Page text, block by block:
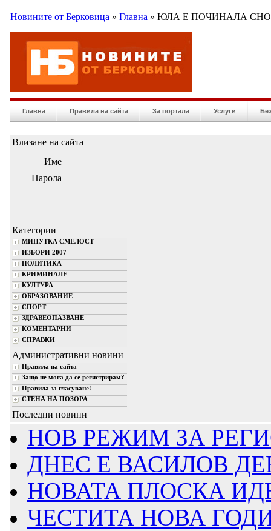
Новините от Берковица » Главна » ЮЛА Е ПОЧИНАЛА
Главна Правила на сайта За портала Услуги
Влизане на сайта
Име
Парола
Категории
МИНУТКА СМЕЛОСТ
ИЗБОРИ 2007
ПОЛИТИКА
КРИМИНАЛЕ
КУЛТУРА
ОБРАЗОВАНИЕ
СПОРТ
ЗДРАВЕОПАЗВАНЕ
КОМЕНТАРНИ
СПРАВКИ
Административни новини
Правила на сайта
Защо не мога да се регистрирам?
Правила за гласуване!
СТЕНА НА ПОЗОРА
Последни новини
НОВ РЕЖИМ ЗА
ДНЕС Е ВАСИЛОВ
НОВАТА ПЛОСКА
ЧЕСТИТА НОВА